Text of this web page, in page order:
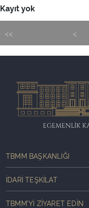
Kayıt yok
<< <
EGEMENLİK
TBMM BAŞKANLIĞI
İDARI TEŞKILAT
TBMM'YI ZIYARET EDIN